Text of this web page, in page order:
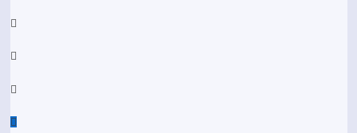
Telegram
Instagram
Twitter
Google